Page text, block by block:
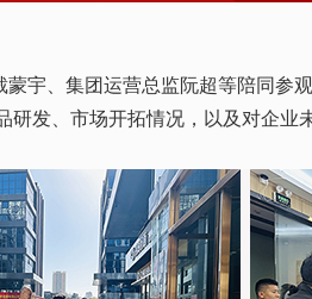
蒙宇、集团运营总监阮超等陪同参
发、市场开拓情况，以及对企业